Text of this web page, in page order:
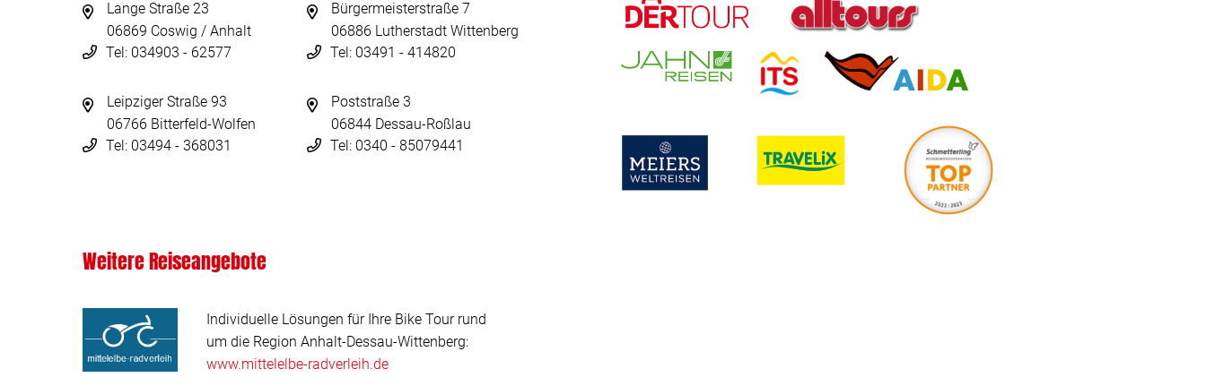
Lange Straße 23
06869 Coswig / Anhalt
Tel: 034903 - 62577
Bürgermeisterstraße 7
06886 Lutherstadt Wittenberg
Tel: 03491 - 414820
Leipziger Straße 93
06766 Bitterfeld-Wolfen
Tel: 03494 - 368031
Poststraße 3
06844 Dessau-Roßlau
Tel: 0340 - 85079441
Weitere Reiseangebote
Individuelle Lösungen für Ihre Bike Tour rund
um die Region Anhalt-Dessau-Wittenberg:
www.mittelelbe-radverleih.de